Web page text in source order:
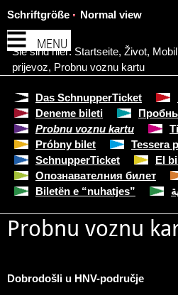
MENU
Schriftgröße Normal view
Sie sind hier: Startseite, Život,
prijevoz, Probnu voznu kartu
Das SchnupperTicket
Deneme bileti
Probnu voznu kartu
Próbny bilet
Tessera
SchnupperTicket
El
Опознавателния билет
Biletën e “nuhatjes”
Probnu voznu
Dobrodošli u HNV-područje